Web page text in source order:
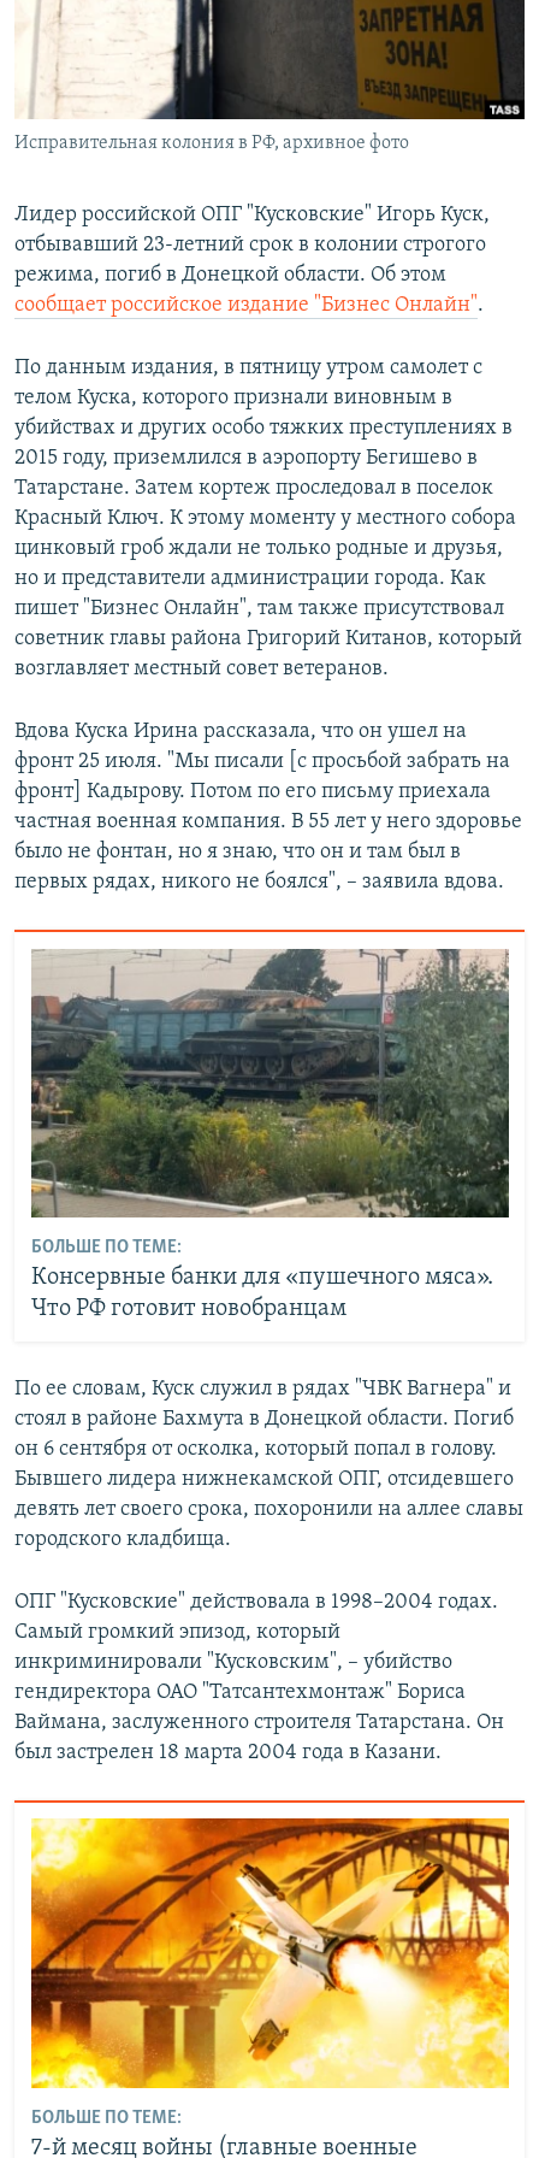
ПОБЕДИТЕЛЕЙ НЕ СУДЯТ?
КРЫМ.НЕПОКОРЕННЫЙ
ELIFBE
УКРАИНСКАЯ ПРОБЛЕМА КРЫМА
ПРИСОЕДИНЯЙТЕСЬ!
Исправительная колония в РФ, архивное фото
Лидер российской ОПГ "Кусковские" Игорь Куск,
отбывавший 23-летний срок в колонии строгого
режима, погиб в Донецкой области. Об этом
сообщает российское издание "Бизнес Онлайн".
По данным издания, в пятницу утром самолет с
телом Куска, которого признали виновным в
убийствах и других особо тяжких преступлениях в
2015 году, приземлился в аэропорту Бегишево в
Татарстане. Затем кортеж проследовал в поселок
Красный Ключ. К этому моменту у местного собора
цинковый гроб ждали не только родные и друзья,
но и представители администрации города. Как
пишет "Бизнес Онлайн", там также присутствовал
советник главы района Григорий Китанов, который
возглавляет местный совет ветеранов.
Вдова Куска Ирина рассказала, что он ушел на
фронт 25 июля. "Мы писали [с просьбой забрать на
фронт] Кадырову. Потом по его письму приехала
частная военная компания. В 55 лет у него здоровье
было не фонтан, но я знаю, что он и там был в
первых рядах, никого не боялся", – заявила вдова.
БОЛЬШЕ ПО ТЕМЕ:
Консервные банки для «пушечного мяса».
Что РФ готовит новобранцам
По ее словам, Куск служил в рядах "ЧВК Вагнера" и
стоял в районе Бахмута в Донецкой области. Погиб
он 6 сентября от осколка, который попал в голову.
Бывшего лидера нижнекамской ОПГ, отсидевшего
девять лет своего срока, похоронили на аллее славы
городского кладбища.
ОПГ "Кусковские" действовала в 1998–2004 годах.
Самый громкий эпизод, который
инкриминировали "Кусковским", – убийство
гендиректора ОАО "Татсантехмонтаж" Бориса
Ваймана, заслуженного строителя Татарстана. Он
был застрелен 18 марта 2004 года в Казани.
БОЛЬШЕ ПО ТЕМЕ:
7-й месяц войны (главные военные